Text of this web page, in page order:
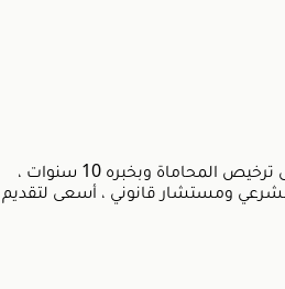
بكالوريوس قانون وحاصل على ترخيص المحاماة وبخبره 10 سنوات ،
ومستشار قانوني ، أسعى لتقديم